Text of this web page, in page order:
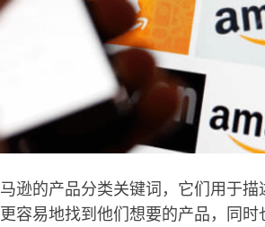
逊的产品分类关键词，它们用于描
容易地找到他们想要的产品，同时